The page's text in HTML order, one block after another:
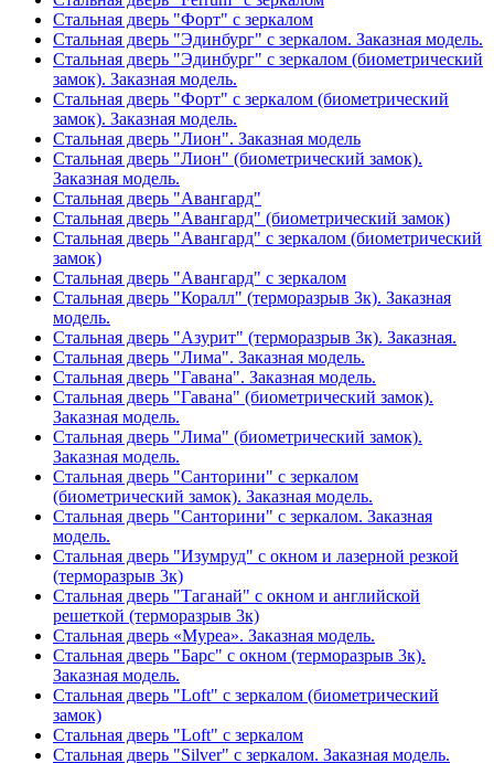
Стальная дверь "Форт" с зеркалом
Стальная дверь "Эдинбург" с зеркалом. Заказная модель.
Стальная дверь "Эдинбург" с зеркалом (биометрический
замок). Заказная модель.
Стальная дверь "Форт" с зеркалом (биометрический
замок). Заказная модель.
Стальная дверь "Лион". Заказная модель
Стальная дверь "Лион" (биометрический замок).
Заказная модель.
Стальная дверь "Авангард"
Стальная дверь "Авангард" (биометрический замок)
Стальная дверь "Авангард" с зеркалом (биометрический
замок)
Стальная дверь "Авангард" с зеркалом
Стальная дверь "Коралл" (терморазрыв 3к). Заказная
модель.
Стальная дверь "Азурит" (терморазрыв 3к). Заказная.
Стальная дверь "Лима". Заказная модель.
Стальная дверь "Гавана". Заказная модель.
Стальная дверь "Гавана" (биометрический замок).
Заказная модель.
Стальная дверь "Лима" (биометрический замок).
Заказная модель.
Стальная дверь "Санторини" с зеркалом
(биометрический замок). Заказная модель.
Стальная дверь "Санторини" с зеркалом. Заказная
модель.
Стальная дверь "Изумруд" с окном и лазерной резкой
(терморазрыв 3к)
Стальная дверь "Таганай" с окном и английской
решеткой (терморазрыв 3к)
Стальная дверь «Муреа». Заказная модель.
Стальная дверь "Барс" с окном (терморазрыв 3к).
Заказная модель.
Стальная дверь "Loft" с зеркалом (биометрический
замок)
Стальная дверь "Loft" с зеркалом
Стальная дверь "Silver" с зеркалом. Заказная модель.